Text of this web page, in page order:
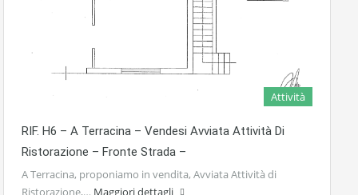
Attività
RIF. H6 – A Terracina – Vendesi Avviata Attività Di
Ristorazione – Fronte Strada –
A Terracina, proponiamo in vendita, Avviata Attività di
Ristorazione,… Maggiori dettagli